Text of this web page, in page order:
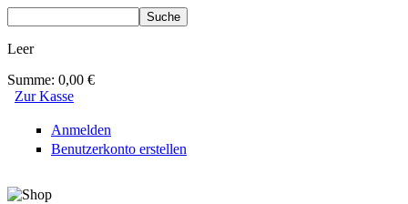
Leer
Summe: 0,00 €
Zur Kasse
Anmelden
Benutzerkonto erstellen